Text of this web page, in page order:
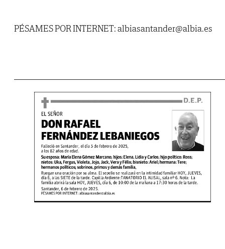
PÉSAMES POR INTERNET: albiasantander@albia.es